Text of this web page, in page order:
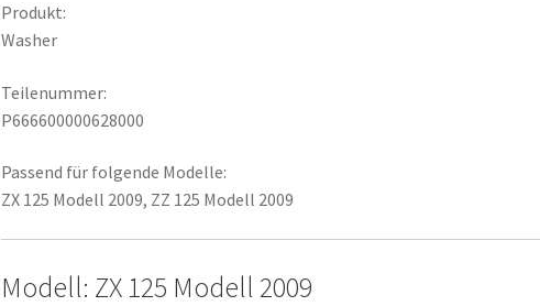
Produkt:
Washer
Teilenummer:
P666600000628000
Passend für folgende Modelle:
ZX 125 Modell 2009, ZZ 125 Modell 2009
Modell: ZX 125 Modell 2009